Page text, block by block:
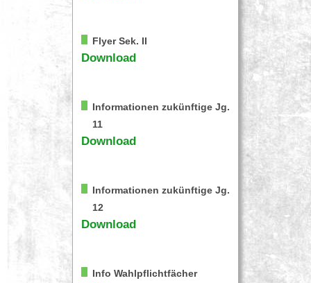
Flyer Sek. II
Download
Informationen zukünftige Jg.
11
Download
Informationen zukünftige Jg.
12
Download
Info Wahlpflichtfächer